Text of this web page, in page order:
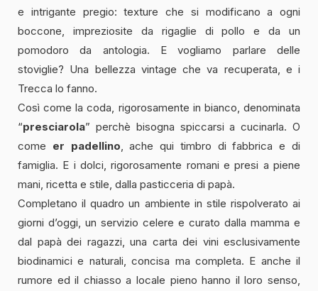
e intrigante pregio: texture che si modificano a ogni
boccone, impreziosite da rigaglie di pollo e da un
pomodoro da antologia. E vogliamo parlare delle
stoviglie? Una bellezza vintage che va recuperata, e i
Trecca lo fanno.
Così come la coda, rigorosamente in bianco, denominata
“presciarola” perchè bisogna spiccarsi a cucinarla. O
come er padellino , ache qui timbro di fabbrica e di
famiglia. E i dolci, rigorosamente romani e presi a piene
mani, ricetta e stile, dalla pasticceria di papà.
Completano il quadro un ambiente in stile rispolverato ai
giorni d’oggi, un servizio celere e curato dalla mamma e
dal papà dei ragazzi, una carta dei vini esclusivamente
biodinamici e naturali, concisa ma completa. E anche il
rumore ed il chiasso a locale pieno hanno il loro senso,